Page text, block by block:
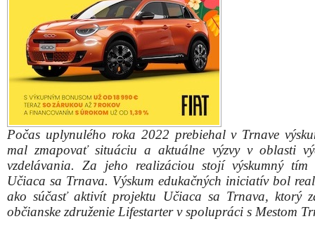
Počas uplynulého roka 2022 prebiehal v Trnave
mal zmapovať situáciu a aktuálne výzvy v oblasti
vzdelávania. Za jeho realizáciou stojí výskumný tím
Učiaca sa Trnava. Výskum edukačných iniciatív bol
ako súčasť aktivít projektu Učiaca sa Trnava, ktorý
občianske združenie Lifestarter v spolupráci s Mestom